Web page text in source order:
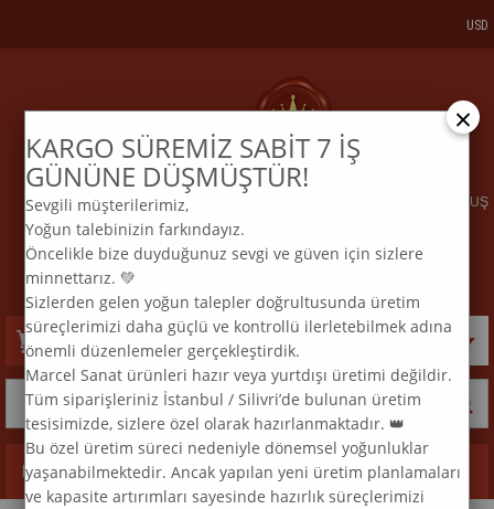
KARGO VE SİPARİŞTAKİP BİZE ULAŞIN
ELMAS MOZAİK TABLO & DIAMOND PAINTING TURKEY & KURULUŞ
2015
TEL:0 850 969 33 74 EMAİL:info@marcelsanat.com
USD
Kategoriler
×
KARGO SÜREMİZ SABİT 7 İŞ
GÜNÜNE DÜŞMÜŞTÜR!
Sevgili müşterilerimiz,
Yoğun talebinizin farkındayız.
Öncelikle bize duyduğunuz sevgi ve güven için sizlere
minnettarız. 💚
Sizlerden gelen yoğun talepler doğrultusunda üretim
süreçlerimizi daha güçlü ve kontrollü ilerletebilmek adına
önemli düzenlemeler gerçekleştirdik.
Marcel Sanat ürünleri hazır veya yurtdışı üretimi değildir.
Tüm siparişleriniz İstanbul / Silivri’de bulunan üretim
tesisimizde, sizlere özel olarak hazırlanmaktadır. 👑
Bu özel üretim süreci nedeniyle dönemsel yoğunluklar
yaşanabilmektedir. Ancak yapılan yeni üretim planlamaları
ve kapasite artırımları sayesinde hazırlık süreçlerimizi